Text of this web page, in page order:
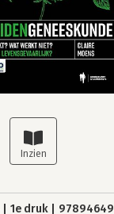
1e druk